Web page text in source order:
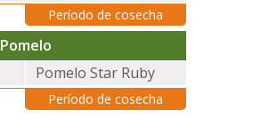
Período de cosecha
Pomelo
Pomelo Star Ruby
Período de cosecha